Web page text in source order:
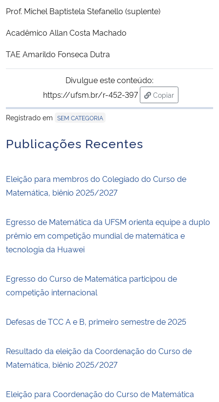
Prof. Michel Baptistela Stefanello (suplente)
Acadêmico Allan Costa Machado
TAE Amarildo Fonseca Dutra
Divulgue este conteúdo:
https://ufsm.br/r-452-397
Copiar
para área de
Registrado em SEM CATEGORIA
Publicações Recentes
Eleição para membros do Colegiado do Curso de
Matemática, biênio 2025/2027
Egresso de Matemática da UFSM orienta equipe a duplo
prêmio em competição mundial de matemática e
tecnologia da Huawei
Egresso do Curso de Matemática participou de
competição internacional
Defesas de TCC A e B, primeiro semestre de 2025
Resultado da eleição da Coordenação do Curso de
Matemática, biênio 2025/2027
Eleição para Coordenação do Curso de Matemática